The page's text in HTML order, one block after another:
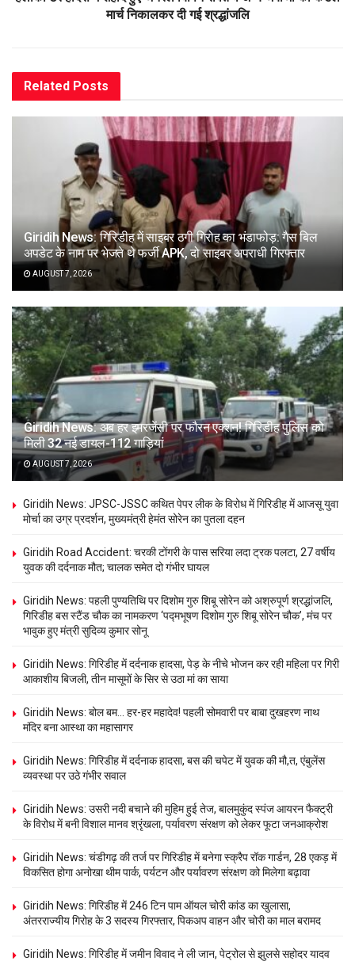
मार्च निकालकर दी गई श्रद्धांजलि
Related Posts
Giridih News: गिरिडीह में साइबर ठगी गिरोह का भंडाफोड़: गैस बिल
अपडेट के नाम पर भेजते थे फर्जी APK, दो साइबर अपराधी गिरफ्तार
AUGUST 7, 2026
Giridih News: अब हर इमरजेंसी पर फौरन एक्शन! गिरिडीह पुलिस को
मिली 32 नई डायल-112 गाड़ियां
AUGUST 7, 2026
Giridih News: JPSC-JSSC कथित पेपर लीक के विरोध में गिरिडीह में आजसू युवा
मोर्चा का उग्र प्रदर्शन, मुख्यमंत्री हेमंत सोरेन का पुतला दहन
Giridih Road Accident: चरकी टोंगरी के पास सरिया लदा ट्रक पलटा, 27 वर्षीय
युवक की दर्दनाक मौत; चालक समेत दो गंभीर घायल
Giridih News: पहली पुण्यतिथि पर दिशोम गुरु शिबू सोरेन को अश्रुपूर्ण श्रद्धांजलि,
गिरिडीह बस स्टैंड चौक का नामकरण ‘पद्मभूषण दिशोम गुरु शिबू सोरेन चौक’, मंच पर
भावुक हुए मंत्री सुदिव्य कुमार सोनू
Giridih News: गिरिडीह में दर्दनाक हादसा, पेड़ के नीचे भोजन कर रही महिला पर गिरी
आकाशीय बिजली, तीन मासूमों के सिर से उठा मां का साया
Giridih News: बोल बम… हर-हर महादेव! पहली सोमवारी पर बाबा दुखहरण नाथ
मंदिर बना आस्था का महासागर
Giridih News: गिरिडीह में दर्दनाक हादसा, बस की चपेट में युवक की मौ,त, एंबुलेंस
व्यवस्था पर उठे गंभीर सवाल
Giridih News: उसरी नदी बचाने की मुहिम हुई तेज, बालमुकुंद स्पंज आयरन फैक्ट्री
के विरोध में बनी विशाल मानव श्रृंखला, पर्यावरण संरक्षण को लेकर फूटा जनआक्रोश
Giridih News: चंडीगढ़ की तर्ज पर गिरिडीह में बनेगा स्क्रैप रॉक गार्डन, 28 एकड़ में
विकसित होगा अनोखा थीम पार्क, पर्यटन और पर्यावरण संरक्षण को मिलेगा बढ़ावा
Giridih News: गिरिडीह में 246 टिन पाम ऑयल चोरी कांड का खुलासा,
अंतरराज्यीय गिरोह के 3 सदस्य गिरफ्तार, पिकअप वाहन और चोरी का माल बरामद
Giridih News: गिरिडीह में जमीन विवाद ने ली जान, पेट्रोल से झुलसे सहोदर यादव